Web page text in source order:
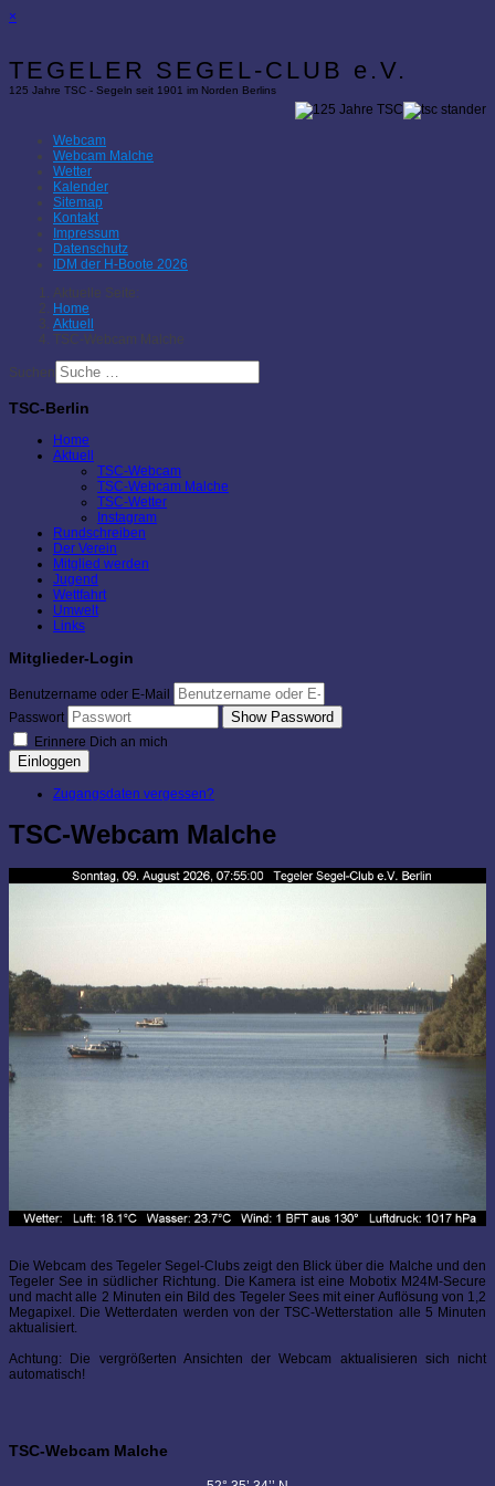
×
TEGELER SEGEL-CLUB e.V.
125 Jahre TSC - Segeln seit 1901 im Norden Berlins
Webcam
Webcam Malche
Wetter
Kalender
Sitemap
Kontakt
Impressum
Datenschutz
IDM der H-Boote 2026
Aktuelle Seite:
Home
Aktuell
TSC-Webcam Malche
Suchen
TSC-Berlin
Home
Aktuell
TSC-Webcam
TSC-Webcam Malche
TSC-Wetter
Instagram
Rundschreiben
Der Verein
Mitglied werden
Jugend
Wettfahrt
Umwelt
Links
Mitglieder-Login
Benutzername oder E-Mail
Passwort
Show Password
Erinnere Dich an mich
Einloggen
Zugangsdaten vergessen?
TSC-Webcam Malche
Die Webcam des Tegeler Segel-Clubs zeigt den Blick über die Malche und den
Tegeler See in südlicher Richtung. Die Kamera ist eine Mobotix M24M-Secure
und macht alle 2 Minuten ein Bild des Tegeler Sees mit einer Auflösung von 1,2
Megapixel. Die Wetterdaten werden von der TSC-Wetterstation alle 5 Minuten
aktualisiert.
Achtung: Die vergrößerten Ansichten der Webcam aktualisieren sich nicht
automatisch!
TSC-Webcam Malche